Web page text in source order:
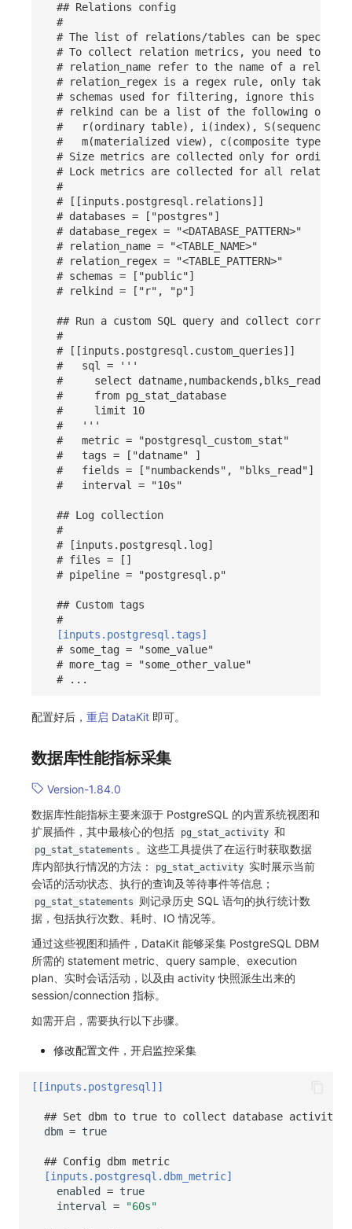
## Relations config
#
# The list of relations/tables can be
# To collect relation metrics, you need to
# relation_name refer to the name of a
# relation_regex is a regex rule, only takes
# schemas used for filtering, ignore this
# relkind can be a list of the following
#   r(ordinary table), i(index), S(sequence),
#   m(materialized view), c(composite type),
# Size metrics are collected only for
# Lock metrics are collected for all relation
#
# [[inputs.postgresql.relations]]
# databases = ["postgres"]
# database_regex = "<DATABASE_PATTERN>"
# relation_name = "<TABLE_NAME>"
# relation_regex = "<TABLE_PATTERN>"
# schemas = ["public"]
# relkind = ["r", "p"]
## Run a custom SQL query and collect
#
# [[inputs.postgresql.custom_queries]]
#   sql = '''
#     select datname,numbackends,blks_read
#     from pg_stat_database
#     limit 10
#   '''
#   metric = "postgresql_custom_stat"
#   tags = ["datname" ]
#   fields = ["numbackends", "blks_read"]
#   interval = "10s"
## Log collection
#
# [inputs.postgresql.log]
# files = []
# pipeline = "postgresql.p"
## Custom tags
#
[inputs.postgresql.tags]
# some_tag = "some_value"
# more_tag = "some_other_value"
# ...
配置好后， 重启 DataKit 即可。
数据库性能指标采集
Version-1.84.0
数据库性能指标主要来源于 PostgreSQL 的内置系统视图和
扩展插件，其中最核心的包括
pg_stat_activity 和
pg_stat_statements 。这些工具提供了在运行时获取数据
库内部执行情况的方法：
pg_stat_activity
实时展示当前
会话的活动状态、执行的查询及等待事件等信息；
pg_stat_statements
则记录历史 SQL 语句的执行统计数
据，包括执行次数、耗时、IO 情况等。
通过这些视图和插件，DataKit 能够采集 PostgreSQL DBM
所需的 statement metric、query sample、execution
plan、实时会话活动，以及由 activity 快照派生出来的
session/connection 指标。
如需开启，需要执行以下步骤。
修改配置文件，开启监控采集
[[inputs.postgresql]]
## Set dbm to true to collect database activity
dbm = true
## Config dbm metric
[inputs.postgresql.dbm_metric]
enabled
= true
interval
= "60s"